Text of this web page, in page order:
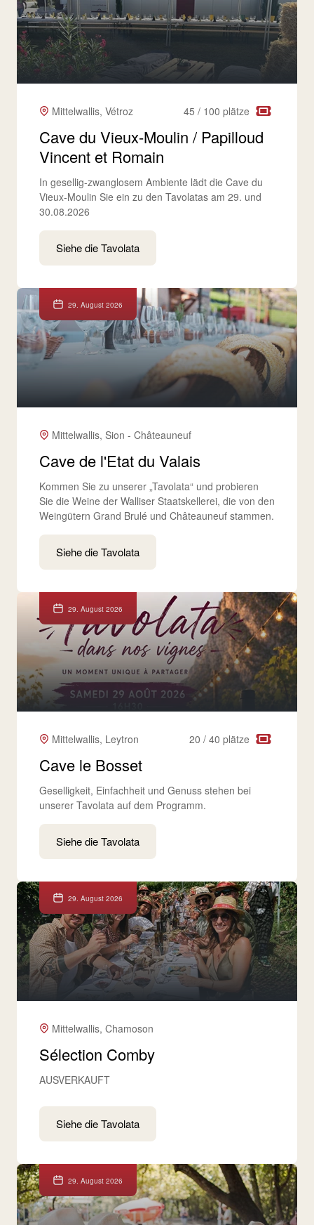
Mittelwallis, Vétroz 45 / 100 plätze
Cave du Vieux-Moulin / Papilloud
Vincent et Romain
In gesellig-zwanglosem Ambiente lädt die Cave du
Vieux-Moulin Sie ein zu den Tavolatas am 29. und
30.08.2026
Siehe die Tavolata
29. August 2026
Mittelwallis, Sion - Châteauneuf
Cave de l'Etat du Valais
Kommen Sie zu unserer „Tavolata“ und probieren
Sie die Weine der Walliser Staatskellerei, die von den
Weingütern Grand Brulé und Châteauneuf stammen.
Siehe die Tavolata
29. August 2026
Mittelwallis, Leytron 20 / 40 plätze
Cave le Bosset
Geselligkeit, Einfachheit und Genuss stehen bei
unserer Tavolata auf dem Programm.
Siehe die Tavolata
29. August 2026
Mittelwallis, Chamoson
Sélection Comby
AUSVERKAUFT
Siehe die Tavolata
29. August 2026